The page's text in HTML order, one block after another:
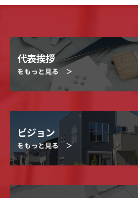
代表挨拶
をもっと見る ＞
ビジョン
をもっと見る ＞